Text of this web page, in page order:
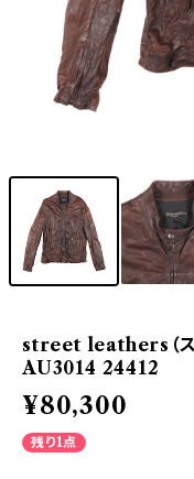
street leathers（ス
AU3014 24412
¥80,300
残り1点